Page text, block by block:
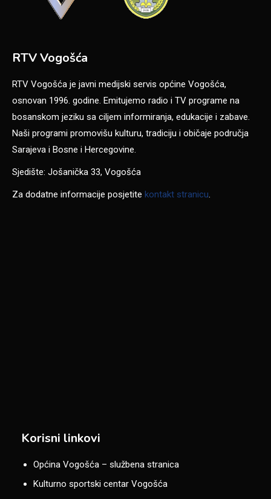
RTV Vogošća
RTV Vogošća je javni medijski servis općine Vogošća,
osnovan 1996. godine. Emitujemo radio i TV programe na
bosanskom jeziku sa ciljem informiranja, edukacije i zabave.
Naši programi promovišu kulturu, tradiciju i običaje područja
Sarajeva i Bosne i Hercegovine.
Sjedište: Jošanička 33, Vogošća
Za dodatne informacije posjetite kontakt stranicu
Korisni linkovi
Općina Vogošća – službena stranica
Kulturno sportski centar Vogošća